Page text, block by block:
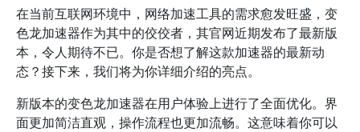
在当前互联网环境中，网络加速工具的需求愈发旺盛，变
色龙加速器作为其中的佼佼者，其官网近期发布了最新版
本，令人期待不已。你是否想了解这款加速器的最新动
态？接下来，我们将为你详细介绍的亮点。
新版本的变色龙加速器在用户体验上进行了全面优化。界
面更加简洁直观，操作流程也更加流畅。这意味着你可以